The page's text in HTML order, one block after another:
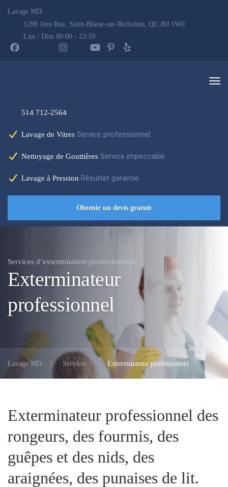
Lavage MD
1288 1ère Rue, Saint-Blaise-sur-Richelieu, QC J0J 1W0
Lun / Dim 00:00 - 23:59
514 712-2564
Lavage de Vitres Service professionnel
Nettoyage de Gouttières Service impeccable
Lavage à Pression Résultat garantie
Obtenir un devis gratuit
Services d’extermination professionnelle
Exterminateur
professionnel
Lavage MD Services Exterminateur professionnel
Exterminateur professionnel des
rongeurs, des fourmis, des
guêpes et des nids, des
araignées, des punaises de lit.